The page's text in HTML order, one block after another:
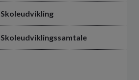
Skoleudvikling
Skoleudviklingssamtale